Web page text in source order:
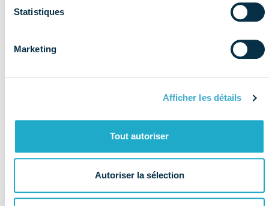
Statistiques
Marketing
Afficher les détails
Tout autoriser
Autoriser la sélection